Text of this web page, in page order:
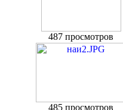
487 просмотров
485 просмотров